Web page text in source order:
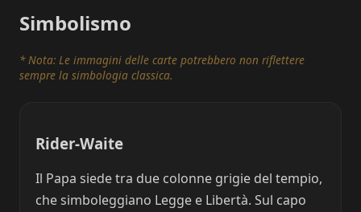
Simbolismo
* Nota: Le immagini delle carte potrebbero non riflettere
sempre la simbologia classica.
Rider-Waite
Il Papa siede tra due colonne grigie del tempio,
che simboleggiano Legge e Libertà. Sul capo